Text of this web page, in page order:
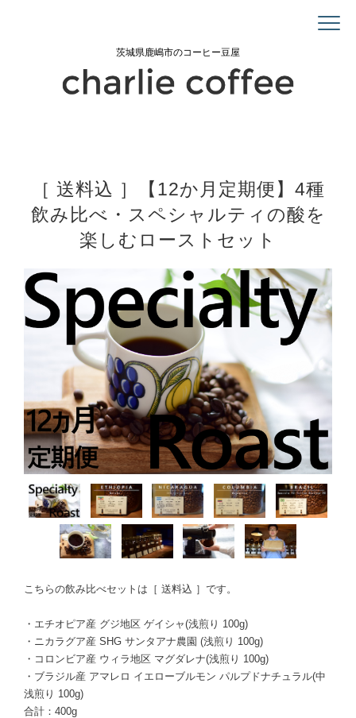
茨城県鹿嶋市のコーヒー豆屋
［ 送料込 ］【12か月定期便】4種
飲み比べ・スペシャルティの酸を
楽しむローストセット
こちらの飲み比べセットは［ 送料込 ］です。
・エチオピア産 グジ地区 ゲイシャ(浅煎り 100g)
・ニカラグア産 SHG サンタアナ農園 (浅煎り 100g)
・コロンビア産 ウィラ地区 マグダレナ(浅煎り 100g)
・ブラジル産 アマレロ イエローブルモン パルプドナチュラル(中
浅煎り 100g)
合計：400g